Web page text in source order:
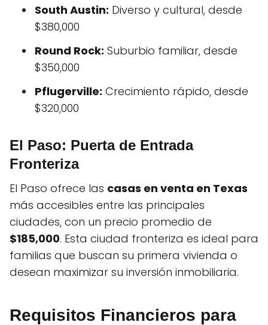
South Austin: Diverso y cultural, desde
$380,000
Round Rock: Suburbio familiar, desde
$350,000
Pflugerville: Crecimiento rápido, desde
$320,000
El Paso: Puerta de Entrada
Fronteriza
El Paso ofrece las casas en venta en Texas
más accesibles entre las principales
ciudades, con un precio promedio de
$185,000. Esta ciudad fronteriza es ideal para
familias que buscan su primera vivienda o
desean maximizar su inversión inmobiliaria.
Requisitos Financieros para